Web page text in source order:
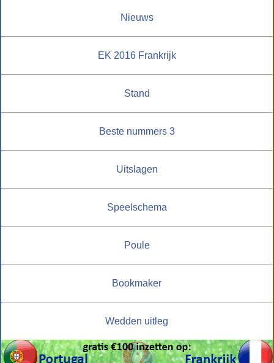
Nieuws
EK 2016 Frankrijk
Stand
Beste nummers 3
Uitslagen
Speelschema
Poule
Bookmaker
Wedden uitleg